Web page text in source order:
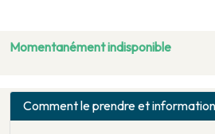
Momentanément indisponible
Comment le prendre et